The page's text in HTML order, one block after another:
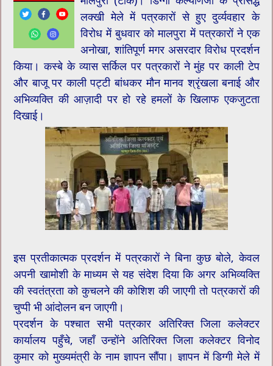
लक्खी मेले में पत्रकारों से हुए दुर्व्यवहार के
विरोध में बुधवार को मालपुरा में पत्रकारों ने एक
अनोखा, शांतिपूर्ण मगर असरदार विरोध प्रदर्शन
किया। कस्बे के व्यास सर्किल पर पत्रकारों ने मुंह पर काली टेप
और बाजू पर काली पट्टी बांधकर मौन मानव श्रृंखला बनाई और
अभिव्यक्ति की आज़ादी पर हो रहे हमलों के खिलाफ एकजुटता
दिखाई।
इस प्रतीकात्मक प्रदर्शन में पत्रकारों ने बिना कुछ बोले, केवल
अपनी खामोशी के माध्यम से यह संदेश दिया कि अगर अभिव्यक्ति
की स्वतंत्रता को कुचलने की कोशिश की जाएगी तो पत्रकारों की
चुप्पी भी आंदोलन बन जाएगी।
प्रदर्शन के पश्चात सभी पत्रकार अतिरिक्त जिला कलेक्टर
कार्यालय पहुँचे, जहाँ उन्होंने अतिरिक्त जिला कलेक्टर विनोद
कुमार को मुख्यमंत्री के नाम ज्ञापन सौंपा। ज्ञापन में डिग्गी मेले में